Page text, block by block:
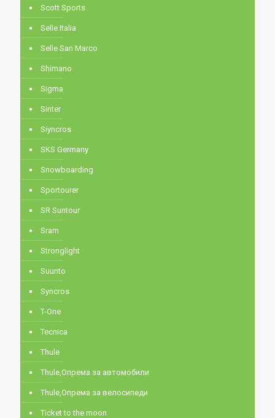
Scott Sports
Selle Italia
Selle San Marco
Shimano
Sigma
Sinter
Siyncros
SKS Germany
Snowboarding
Sportourer
SR Suntour
Sram
Stronglight
Suunto
Syncros
T-One
Tecnica
Thule
Thule,Опрема за автомобили
Thule,Опрема за велосипеди
Ticket to the moon